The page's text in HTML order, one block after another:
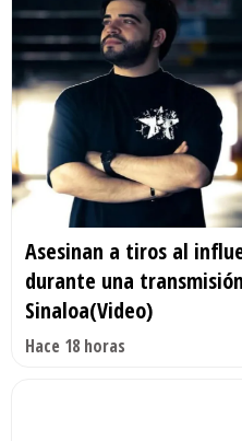
Asesinan a tiros al
durante una
Sinaloa(Video)
Hace 18 horas